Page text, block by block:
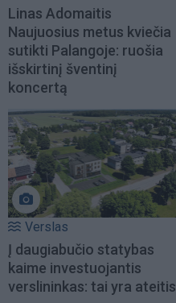
Linas Adomaitis
Naujuosius metus kviečia
sutikti Palangoje: ruošia
išskirtinį šventinį
koncertą
Verslas
Į daugiabučio statybas
kaime investuojantis
verslininkas: tai yra ateitis